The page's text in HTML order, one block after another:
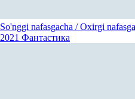
So'nggi nafasgacha / Oxirgi
2021 Фантастика